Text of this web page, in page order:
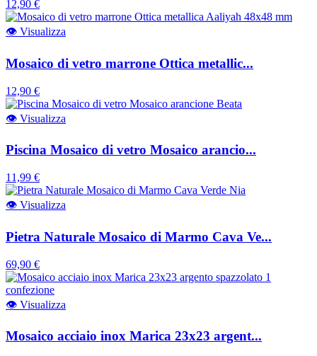
12,90 €
👁 Visualizza
Mosaico di vetro marrone Ottica metallic...
12,90 €
👁 Visualizza
Piscina Mosaico di vetro Mosaico arancio...
11,99 €
👁 Visualizza
Pietra Naturale Mosaico di Marmo Cava Ve...
69,90 €
👁 Visualizza
Mosaico acciaio inox Marica 23x23 argent...